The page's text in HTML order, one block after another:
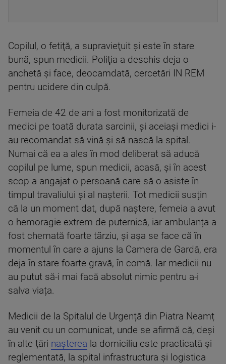
Copilul, o fetiţă, a supravieţuit şi este în stare
bună, spun medicii. Poliţia a deschis deja o
anchetă şi face, deocamdată, cercetări IN REM
pentru ucidere din culpă.
Femeia de 42 de ani a fost monitorizată de
medici pe toată durata sarcinii, și aceiași medici i-
au recomandat să vină și să nască la spital.
Numai că ea a ales în mod deliberat să aducă
copilul pe lume, spun medicii, acasă, și în acest
scop a angajat o persoană care să o asiste în
timpul travaliului și al nașterii. Tot medicii susțin
că la un moment dat, după naștere, femeia a avut
o hemoragie extrem de puternică, iar ambulanța a
fost chemată foarte târziu, și așa se face că în
momentul în care a ajuns la Camera de Gardă, era
deja în stare foarte gravă, în comă. Iar medicii nu
au putut să-i mai facă absolut nimic pentru a-i
salva viața.
Medicii de la Spitalul de Urgență din Piatra Neamț
au venit cu un comunicat, unde se afirmă că, deși
în alte țări nașterea la domiciliu este practicată și
reglementată, la spital infrastructura și logistica